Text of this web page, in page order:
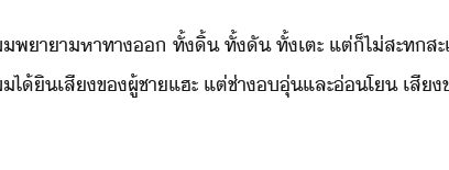
าา​หาทา​​ ​ทั้​ิ้​ ​ทั้​ั​ ​ทั้​เตะ​ ​แต่​็​ไ่​สะท​ส
ไ้ิ​เสี​ข​ผู้ชา​แฮะ​ ​แต่​ช่า​ุ่​และ​่โ​ ​เสี